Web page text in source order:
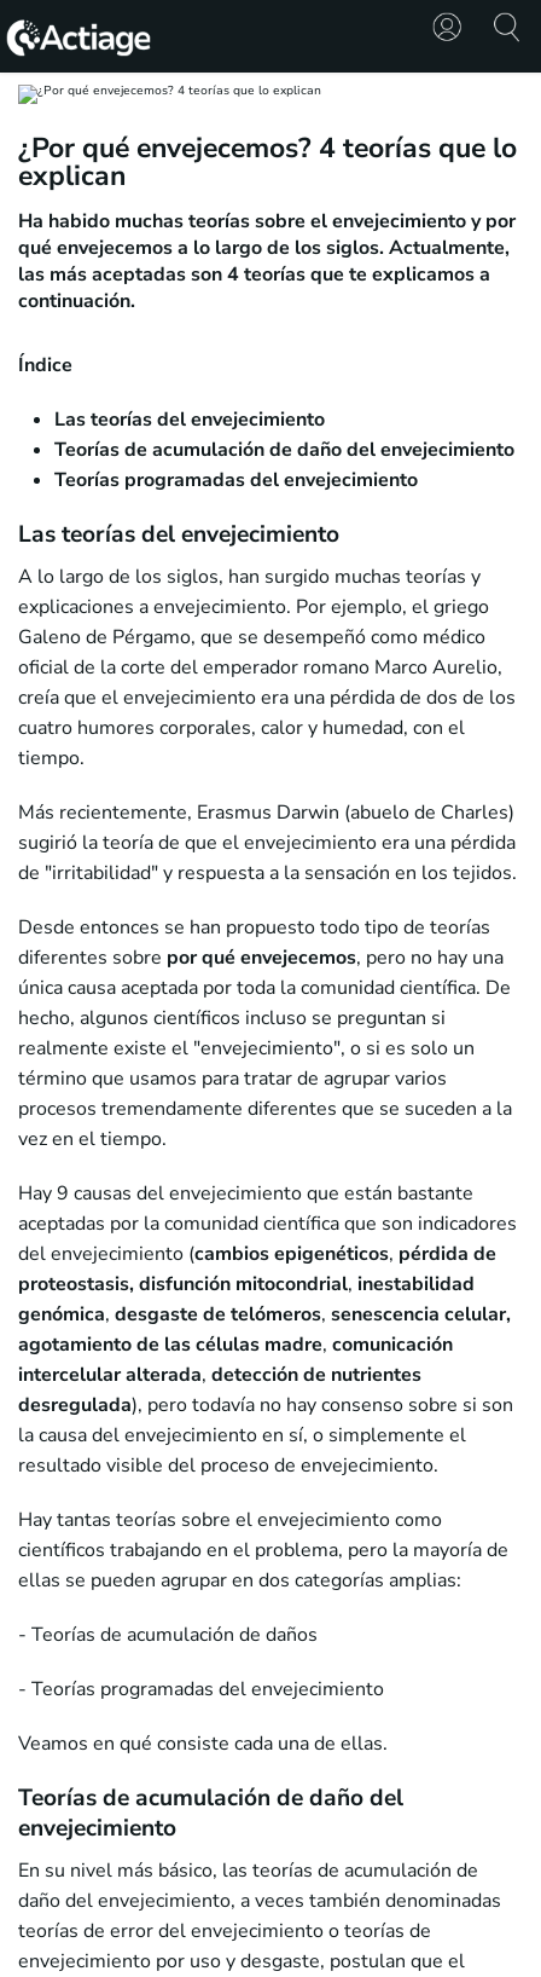
TRATAMIENTOS
CONSULTA
CONOCE
¿Por qué envejecemos? 4 teorías que lo
explican
Ha habido muchas teorías sobre el envejecimiento y por
qué envejecemos a lo largo de los siglos. Actualmente,
las más aceptadas son 4 teorías que te explicamos a
continuación.
Índice
Las teorías del envejecimiento
Teorías de acumulación de daño del envejecimiento
Teorías programadas del envejecimiento
Las teorías del envejecimiento
A lo largo de los siglos, han surgido muchas teorías y
explicaciones a envejecimiento. Por ejemplo, el griego
Galeno de Pérgamo, que se desempeñó como médico
oficial de la corte del emperador romano Marco Aurelio,
creía que el envejecimiento era una pérdida de dos de los
cuatro humores corporales, calor y humedad, con el
tiempo.
Más recientemente, Erasmus Darwin (abuelo de Charles)
sugirió la teoría de que el envejecimiento era una pérdida
de "irritabilidad" y respuesta a la sensación en los tejidos.
Desde entonces se han propuesto todo tipo de teorías
diferentes sobre por qué envejecemos, pero no hay una
única causa aceptada por toda la comunidad científica. De
hecho, algunos científicos incluso se preguntan si
realmente existe el "envejecimiento", o si es solo un
término que usamos para tratar de agrupar varios
procesos tremendamente diferentes que se suceden a la
vez en el tiempo.
Hay 9 causas del envejecimiento que están bastante
aceptadas por la comunidad científica que son indicadores
del envejecimiento (cambios epigenéticos, pérdida de
proteostasis,disfunción mitocondrial, inestabilidad
genómica, desgaste de telómeros, senescencia celular,
agotamiento de las células madre, comunicación
intercelular alterada, detección de nutrientes
desregulada), pero todavía no hay consenso sobre si son
la causa del envejecimiento en sí, o simplemente el
resultado visible del proceso de envejecimiento.
Hay tantas teorías sobre el envejecimiento como
científicos trabajando en el problema, pero la mayoría de
ellas se pueden agrupar en dos categorías amplias:
- Teorías de acumulación de daños
- Teorías programadas del envejecimiento
Veamos en qué consiste cada una de ellas.
Teorías de acumulación de daño del
envejecimiento
En su nivel más básico, las teorías de acumulación de
daño del envejecimiento, a veces también denominadas
teorías de error del envejecimiento o teorías de
envejecimiento por uso y desgaste, postulan que el